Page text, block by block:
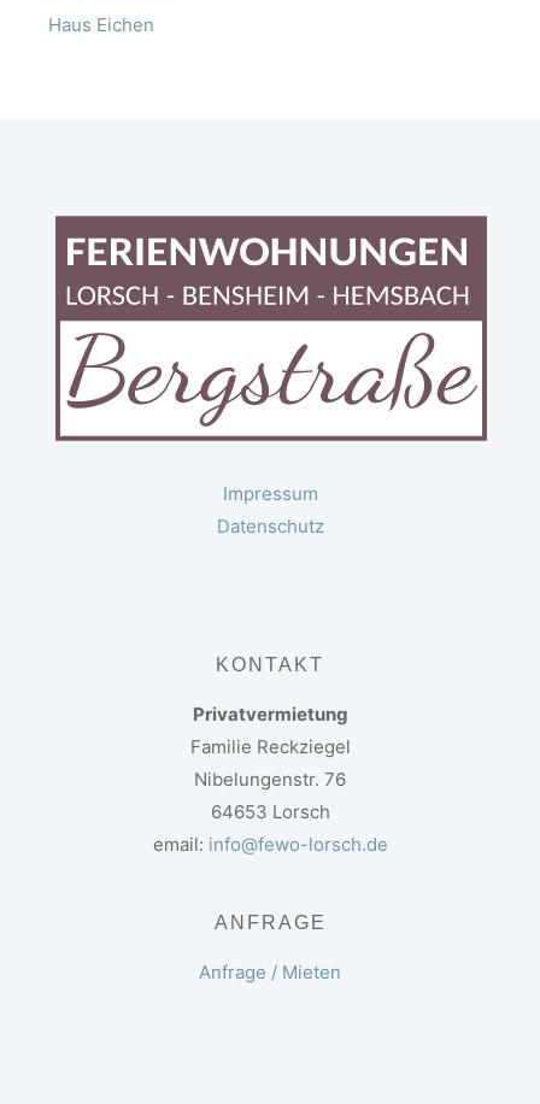
Haus Eichen
Impressum
Datenschutz
KONTAKT
Privatvermietung
Familie Reckziegel
Nibelungenstr. 76
64653 Lorsch
email: info@fewo-lorsch.de
ANFRAGE
Anfrage / Mieten